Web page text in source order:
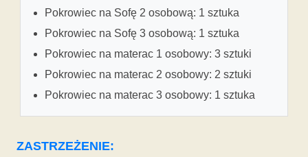
Pokrowiec na Sofę 2 osobową: 1 sztuka
Pokrowiec na Sofę 3 osobową: 1 sztuka
Pokrowiec na materac 1 osobowy: 3 sztuki
Pokrowiec na materac 2 osobowy: 2 sztuki
Pokrowiec na materac 3 osobowy: 1 sztuka
ZASTRZEŻENIE: